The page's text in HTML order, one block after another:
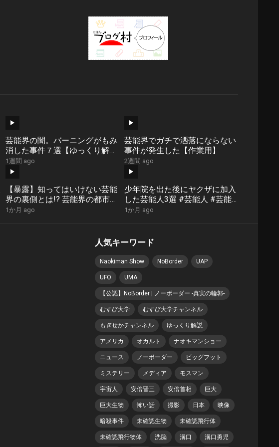
芸能界の闇。バーニングがもみ
消した事件７選【ゆっくり解
説】
1週間 ago
芸能界でガチで洒落にならない
事件が発生した【作業用】
2週間 ago
【暴露】知ってはいけない芸能
界の裏側とは!? 芸能界の都市伝
説まとめ「作業用/たっくー切
1か月 ago
少年院を出た後にヤクザに加入
した芸能人3選 #芸能人 #芸能
界 #芸人 #ニュース #女優
#俳優
1か月 ago
人気キーワード
Naokiman Show NoBorder UAP
UFO UMA
【公認】NoBorder | ノーボーダー -真実の輪郭-
むすび大学 むすび大学チャンネル
もぎせかチャンネル ゆっくり解説
アメリカ オカルト ナオキマンショー
ニュース ノーボーダー ビッグフット
ミステリー メディア モスマン
宇宙人 安倍晋三 安倍首相 巨大
巨大生物 怖い話 撮影 日本 映像
暗殺事件 未確認生物 未確認飛行体
未確認飛行物体 洗脳 溝口 溝口勇児